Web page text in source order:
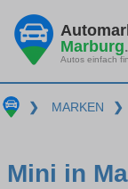
Marburg
Autos einfach
❯ MARKEN ❯
Mini in